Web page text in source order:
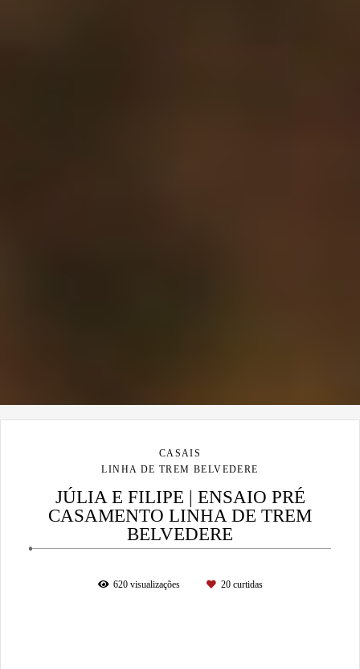
CASAIS
LINHA DE TREM BELVEDERE
JÚLIA E FILIPE | ENSAIO PRÉ
CASAMENTO LINHA DE TREM
BELVEDERE
620visualizações 20curtidas